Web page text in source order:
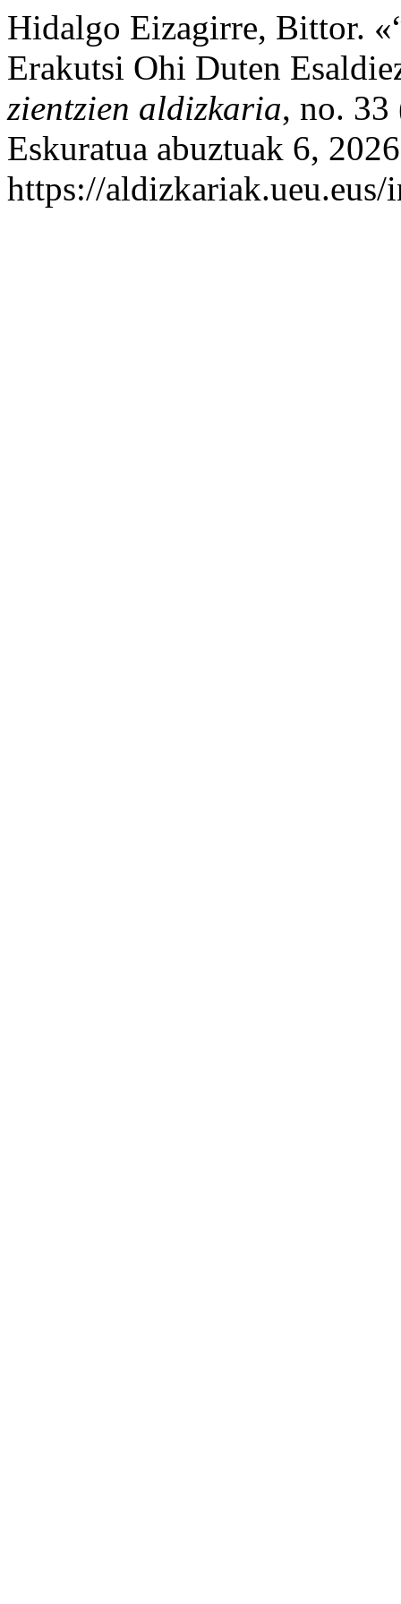
Hidalgo Eizagirre, Bittor.
Erakutsi Ohi Duten
zientzien aldizkaria, no. 33
Eskuratua abuztuak 6,
https://